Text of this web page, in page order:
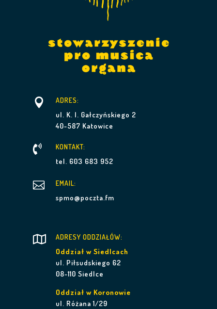
 ADRES:
ul. K. I. Gałczyńskiego 2
40-587 Katowice
 KONTAKT:
tel. 603 683 952
 EMAIL:
spmo@poczta.fm
 ADRESY ODDZIAŁÓW:
Oddział w Siedlcach
ul. Piłsudskiego 62
08-110 Siedlce
Oddział w Koronowie
ul. Różana 1/29